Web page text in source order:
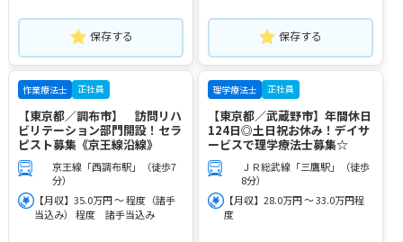
保存する 保存する
作業療法士 正社員
【東京都／調布市】 訪問リハ
ビリテーション部門開設！セラ
ピスト募集《京王線沿線》
京王線「西調布駅」（徒歩7
分）
【月収】35.0万円 ～ 程度（諸手
当込み） 程度 諸手当込み
理学療法士 正社員
【東京都／武蔵野市】年間休日
124日◎土日祝お休み！デイサ
ービスで理学療法士募集☆
ＪＲ総武線「三鷹駅」（徒歩
8分）
【月収】28.0万円 ～ 33.0万円程
度